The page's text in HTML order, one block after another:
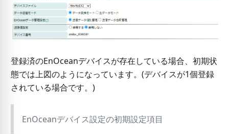
登録済のEnOceanデバイスが存在している場合、初期状
態では上図のようになっています。(デバイスが1個登録
されている場合です。)
EnOceanデバイス設定の初期設定項目